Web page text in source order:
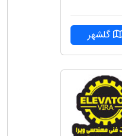
گلشهر